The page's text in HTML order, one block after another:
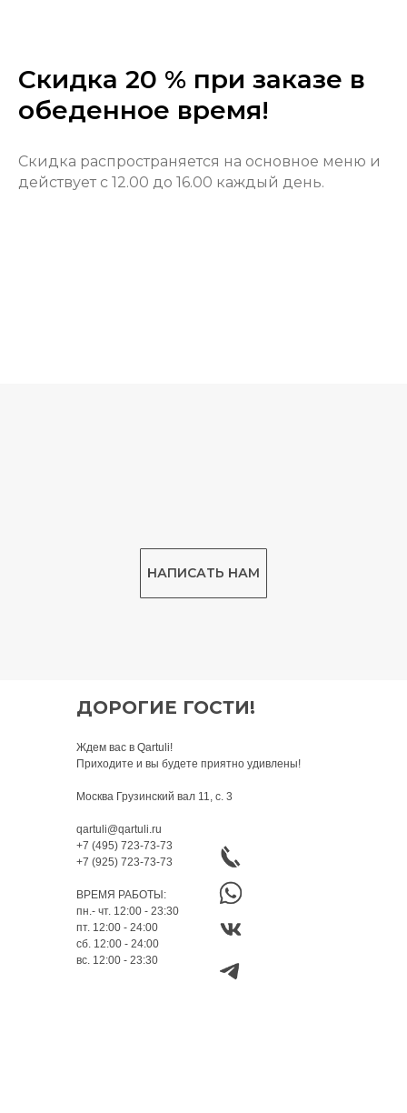
Скидка 20 % при заказе в
обеденное время!
Скидка распространяется на основное меню и
действует с 12.00 до 16.00 каждый день.
НАПИСАТЬ НАМ
ДОРОГИЕ ГОСТИ!
Ждем вас в Qartuli!
Приходите и вы будете приятно удивлены!
Москва Грузинский вал 11, с. 3
qartuli@qartuli.ru
+7 (495) 723-73-73
+7 (925) 723-73-73
ВРЕМЯ РАБОТЫ:
пн.- чт. 12:00 - 23:30
пт. 12:00 - 24:00
сб. 12:00 - 24:00
вс. 12:00 - 23:30